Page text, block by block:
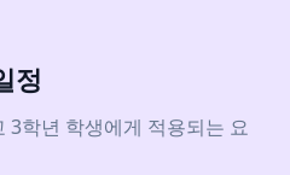
정
3학년 학생에게 적용되는 요